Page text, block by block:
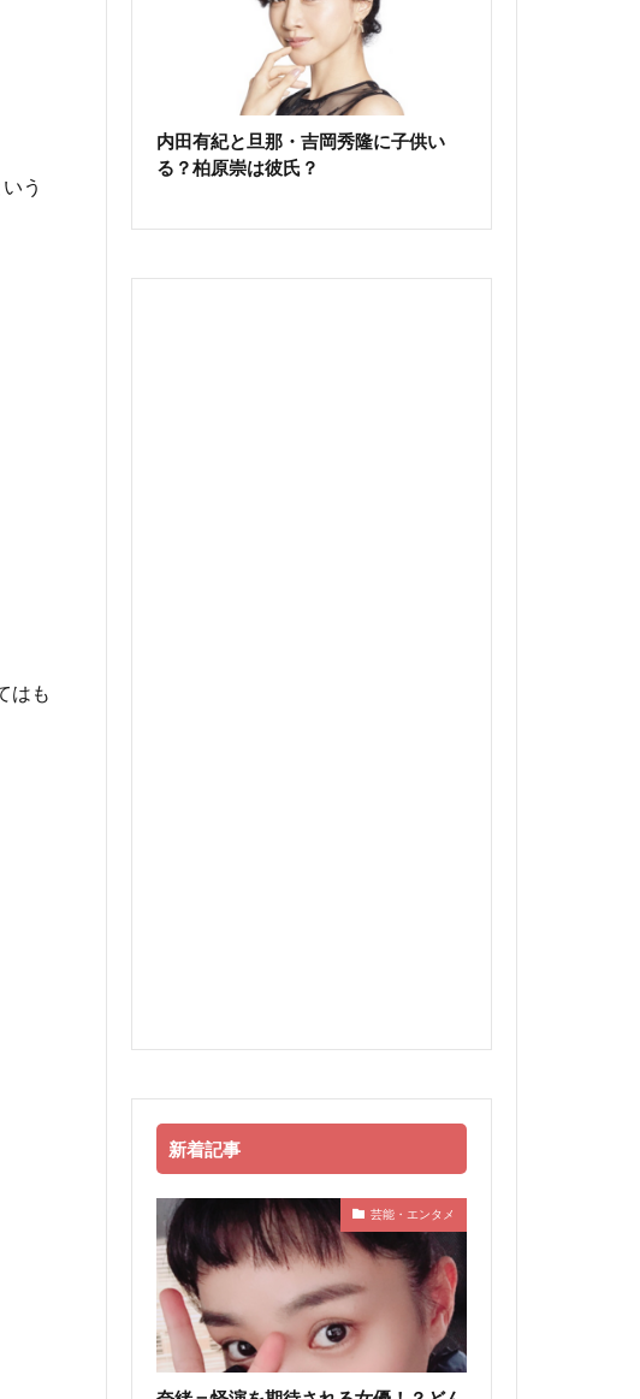
う
はも
内田有紀と旦那・吉岡秀隆に子供い
る？柏原崇は彼氏？
新着記事
芸能・エンタメ